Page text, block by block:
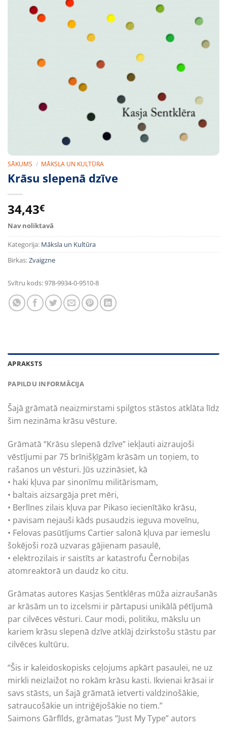
SĀKUMS / MĀKSLA UN KULTŪRA
Krāsu slepenā dzīve
34,43€
Nav noliktavā
Kategorija: Māksla un Kultūra
Birkas:Zvaigzne
Svītru kods:978-9934-0-9510-8
APRAKSTS
PAPILDU INFORMĀCIJA
Šajā grāmatā neaizmirstami spilgtos stāstos atklāta līdz
šim nezināma krāsu vēsture.
Grāmatā “Krāsu slepenā dzīve” iekļauti aizraujoši
vēstījumi par 75 brīnišķīgām krāsām un toņiem, to
rašanos un vēsturi. Jūs uzzināsiet, kā
• haki kļuva par sinonīmu militārismam,
• baltais aizsargāja pret mēri,
• Berlīnes zilais kļuva par Pikaso iecienītāko krāsu,
• pavisam nejauši kāds pusaudzis ieguva moveīnu,
• Felovas pasūtījums Cartier salonā kļuva par iemeslu
šokējoši rozā uzvaras gājienam pasaulē,
• elektrozilais ir saistīts ar katastrofu Černobiļas
atomreaktorā un daudz ko citu.
Grāmatas autores Kasjas Sentklēras mūža aizraušanās
ar krāsām un to izcelsmi ir pārtapusi unikālā pētījumā
par cilvēces vēsturi. Caur modi, politiku, mākslu un
kariem krāsu slepenā dzīve atklāj dzirkstošu stāstu par
cilvēces kultūru.
“Šis ir kaleidoskopisks ceļojums apkārt pasaulei, ne uz
mirkli neizlaižot no rokām krāsu kasti. Ikvienai krāsai ir
savs stāsts, un šajā grāmatā ietverti valdzinošākie,
satraucošākie un intriģējošākie no tiem.”
Saimons Gārfīlds, grāmatas “Just My Type” autors